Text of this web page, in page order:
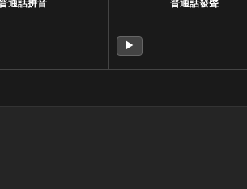
通話拼音 普通話發聲
▶